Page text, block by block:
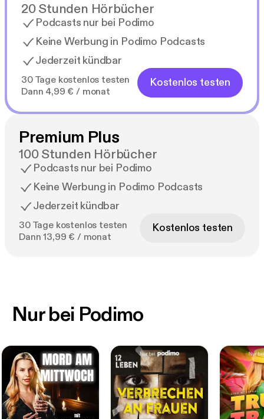
20 Stunden Hörbücher
Podcasts nur bei Podimo
Keine Werbung in Podimo Podcasts
Jederzeit kündbar
30 Tage kostenlos testen
Dann 4,99 € / monat
Kostenlos testen
Premium Plus
100 Stunden Hörbücher
Podcasts nur bei Podimo
Keine Werbung in Podimo Podcasts
Jederzeit kündbar
30 Tage kostenlos testen
Dann 13,99 € / monat
Kostenlos testen
Nur bei Podimo